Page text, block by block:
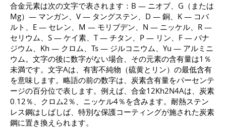
合金元素は次の文字で表されます：B — ニオブ、G（または
Mg）— マンガン、V — タングステン、D — 銅、K — コバ
ルト、E — セレン、M — モリブデン、N — ニッケル、R —
セリウム、S — ケイ素、T — チタン、P — リン、F — バナ
ジウム、Kh — クロム、Ts — ジルコニウム、Yu — アルミニ
ウム。文字の後に数字がない場合、その元素の含有量は1％
未満です。文字Aは、有害不純物（硫黄とリン）の最低含有
を意味します。略語の前の数字は、炭素含有量をパーセンテ
ージの百分位で表します。例えば、合金12Kh2N4Aは、炭素
0.12％、クロム2％、ニッケル4％を含みます。耐熱ステン
レス鋼はしばしば、特別な保護コーティングが施された炭素
鋼に置き換えられます。